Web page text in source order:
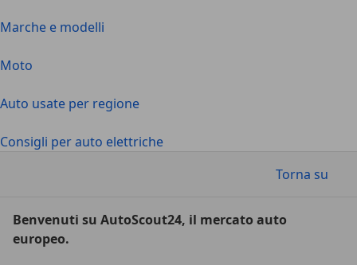
Marche e modelli
Moto
Auto usate per regione
Consigli per auto elettriche
Torna su
Benvenuti su AutoScout24, il mercato auto
europeo.